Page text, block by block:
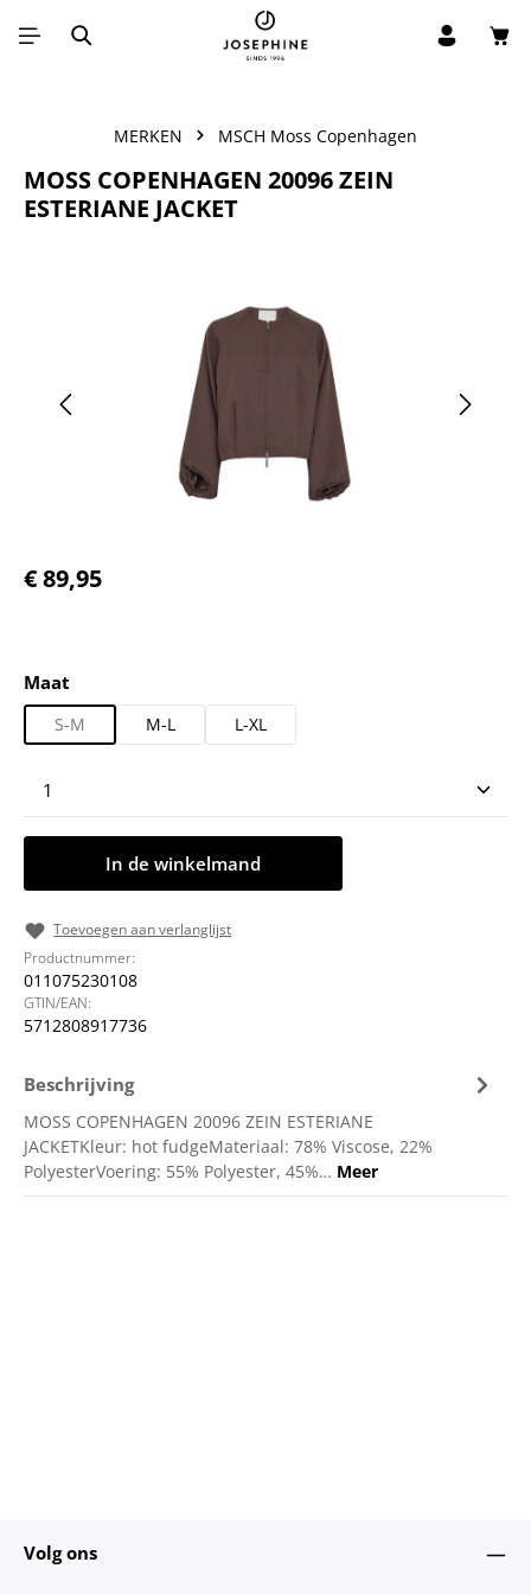
Ga naar de hoofdinhoud
MERKEN MSCH Moss Copenhagen
MOSS COPENHAGEN 20096 ZEIN
ESTERIANE JACKET
Normale prijs:
€ 89,95
Selecteer
Maat
S-M M-L L-XL
Producthoeveelheid: Voer de gewenste
In de winkelmand
Toevoegen aan verlanglijst
Productnummer:
011075230108
GTIN/EAN:
5712808917736
Beschrijving
MOSS COPENHAGEN 20096 ZEIN ESTERIANE
JACKETKleur: hot fudgeMateriaal: 78% Viscose, 22%
PolyesterVoering: 55% Polyester, 45%… Meer
Volg ons